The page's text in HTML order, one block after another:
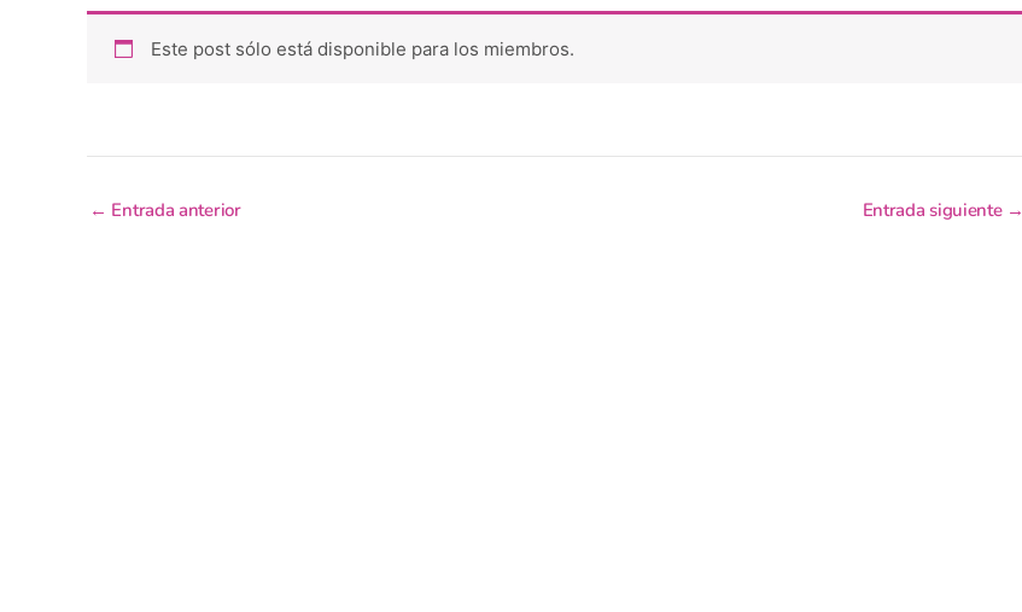
Este post sólo está disponible para los miembros.
← Entrada anterior Entrada siguiente →